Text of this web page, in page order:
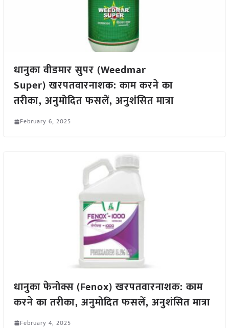
धानुका वीडमार सुपर (Weedmar
Super) खरपतवारनाशक: काम करने का
तरीका, अनुमोदित फसलें, अनुशंसित मात्रा
February 6, 2025
धानुका फेनोक्स (Fenox) खरपतवारनाशक: काम
करने का तरीका, अनुमोदित फसलें, अनुशंसित मात्रा
February 4, 2025